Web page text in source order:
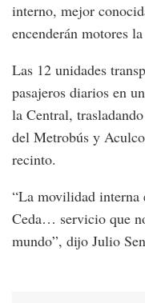
interno, mejor
encenderán motores
Las 12 unidades
pasajeros diarios en
la Central,
del Metrobús y
recinto.
“La movilidad
Ceda… servicio que
mundo”, dijo Julio